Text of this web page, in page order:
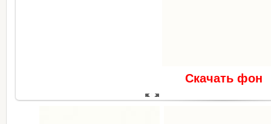
Скачать фон
В реальном размере